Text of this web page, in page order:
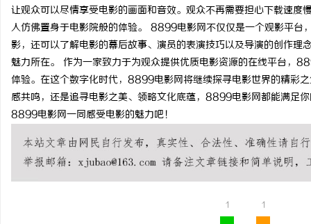
让观众可以尽情享受电影的画面和音效。观众不再需要担心下载速
人仿佛置身于电影院般的体验。 8899电影网不仅仅是一个观影平台
影，还可以了解电影的幕后故事、演员的表演技巧以及导演的创作
魅力所在。 作为一家致力于为观众提供优质电影资源的在线平台，
体验。在这个数字化时代，8899电影网将继续探寻电影世界的精彩
感共鸣，还是追寻电影之美、领略文化底蕴，8899电影网都能满足
8899电影网一同感受电影的魅力吧！
1 1